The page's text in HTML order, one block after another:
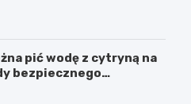
pić wodę z cytryną na
bezpiecznego